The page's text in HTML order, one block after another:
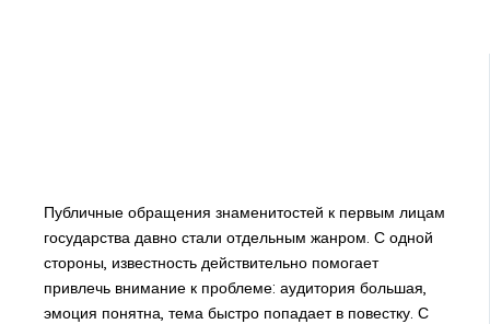
Публичные обращения знаменитостей к первым лицам
государства давно стали отдельным жанром. С одной
стороны, известность действительно помогает
привлечь внимание к проблеме: аудитория большая,
эмоция понятна, тема быстро попадает в повестку. С